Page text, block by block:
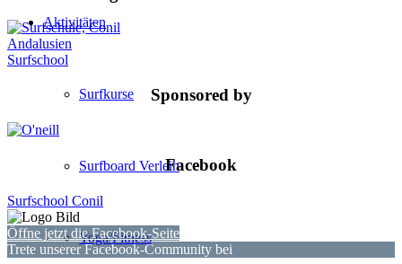
Aktivitäten
Surfkurse
Surfboard Verleih
Yoga/Fitness
Sponsored by
Facebook
Surfschool Conil
Öffne jetzt die Facebook-Seite
Trete unserer Facebook-Community bei